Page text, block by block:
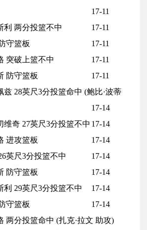
17-11
利 两分投篮不中
17-11
守篮板
17-11
突破上篮不中
17-11
防守篮板
17-11
兹 28英尺3分投篮命中 (鲍比·波蒂
17-14
维奇 27英尺3分投篮不中 17-14
进攻篮板
17-14
英尺3分投篮不中
17-14
防守篮板
17-14
利 29英尺3分投篮不中
17-14
守篮板
17-14
两分投篮命中 (扎克·拉文 助攻)